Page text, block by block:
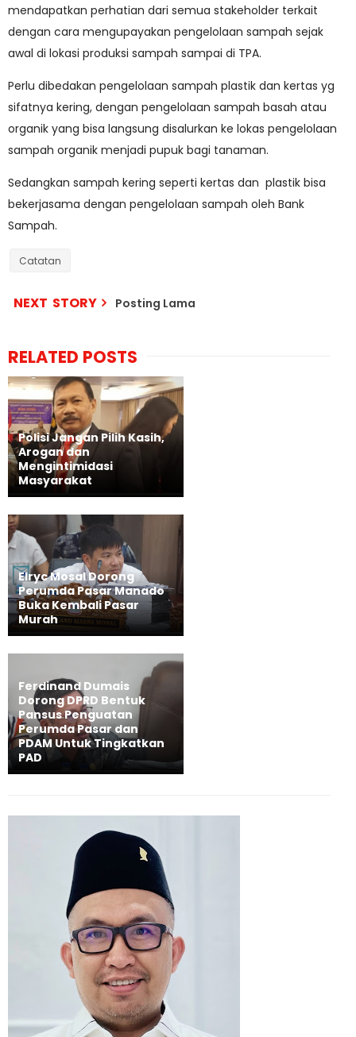
mendapatkan perhatian dari semua stakeholder terkait
dengan cara mengupayakan pengelolaan sampah sejak
awal di lokasi produksi sampah sampai di TPA.
Perlu dibedakan pengelolaan sampah plastik dan kertas yg
sifatnya kering, dengan pengelolaan sampah basah atau
organik yang bisa langsung disalurkan ke lokas pengelolaan
sampah organik menjadi pupuk bagi tanaman.
Sedangkan sampah kering seperti kertas dan plastik bisa
bekerjasama dengan pengelolaan sampah oleh Bank
Sampah.
Catatan
NEXT STORY Posting Lama
RELATED POSTS
Polisi Jangan Pilih Kasih,
Arogan dan
Mengintimidasi
Masyarakat
Elryc Mosal Dorong
Perumda Pasar Manado
Buka Kembali Pasar
Murah
Ferdinand Dumais
Dorong DPRD Bentuk
Pansus Penguatan
Perumda Pasar dan
PDAM Untuk Tingkatkan
PAD